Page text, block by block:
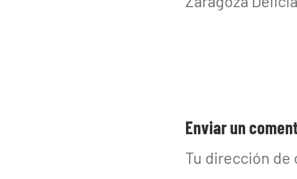
Enviar un
Tu dirección